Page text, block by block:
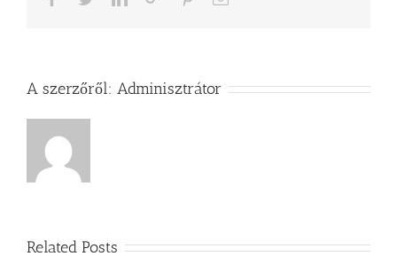
A szerzőről: Adminisztrátor
Related Posts